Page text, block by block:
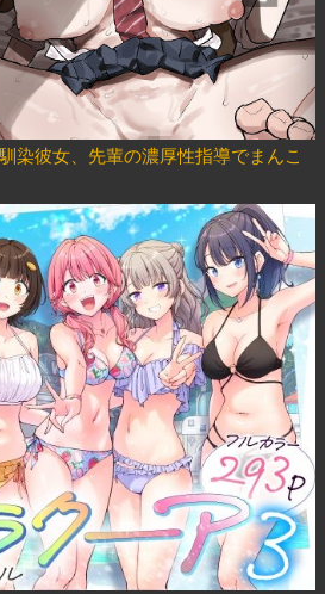
染彼女、先輩の濃厚性指導でまんこ